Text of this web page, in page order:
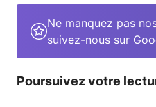
Ne manquez pas
suivez-nous sur
Poursuivez votre